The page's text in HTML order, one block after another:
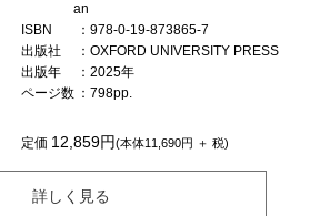
an
ISBN
：978-0-19-873865-7
出版社
：OXFORD UNIVERSITY PRESS
出版年
：2025年
ページ数 ：798pp.
定価 12,859円(本体11,690円 ＋ 税)
詳しく見る